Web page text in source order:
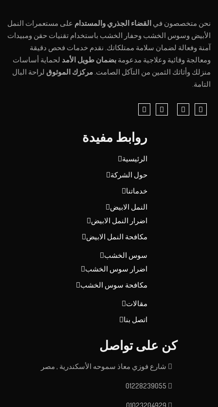
نحن متخصصون في القضاء الجذري والمستدام على مستعمرات النمل
الأبيض وسوس الخشب وحفار الخشب باستخدام تقنيات حقن ومبيدات
آمنة وفعالة لضمان سلامة ممتلكاتك. نقدم خدمات فحص دقيقة
ومعالجة وقائية وعلاجية مدعومة بضمان طويل الأمد لحماية أساسات
منزلك وأثاثك الثمين من التآكل الصامت. مركزك الموثوق لراحة البال
التامة.
روابط مفيدة
الرئيسية
حول الشركة
خدماتنا
النمل الابيض
اضرار النمل الابيض
مكافحة النمل الابيض
سوس الخشب
اضرار سوس الخشب
مكافحة سوس الخشب
مقالات
اتصل بنا
كن على تواصل
شارع فوزي معاذ سموحه الأسكندرية , مصر